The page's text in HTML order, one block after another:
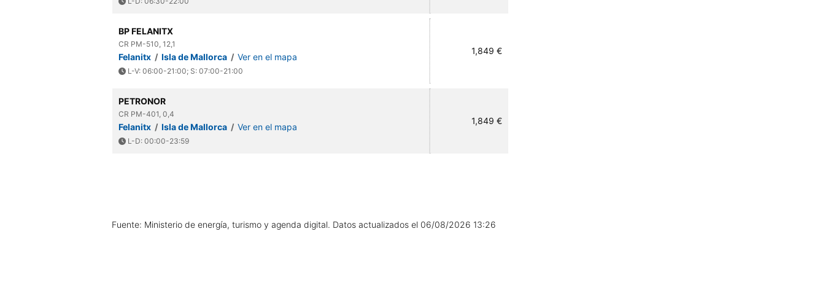
BP FELANITX
CR PM-510, 12,1
Felanitx / Isla de Mallorca / Ver en el mapa
L-V: 06:00-21:00; S: 07:00-21:00
1,849 €
PETRONOR
CR PM-401, 0,4
Felanitx / Isla de Mallorca / Ver en el mapa
L-D: 00:00-23:59
1,849 €
Fuente: Ministerio de energía, turismo y agenda digital. Datos actualizados el 06/08/2026 13:26